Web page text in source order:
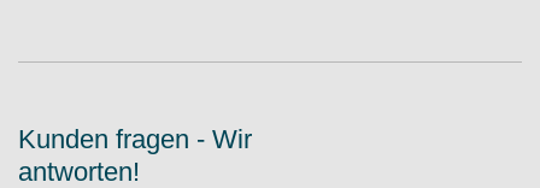
Kunden fragen - Wir
antworten!